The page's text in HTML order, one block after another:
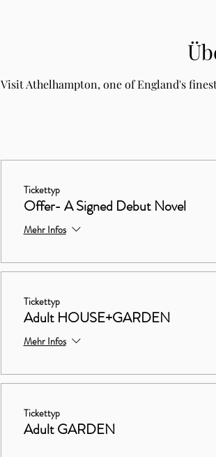
Visit Athelhampton, one of England's
Tickettyp
Offer- A Signed Debut Novel
Mehr Infos
Tickettyp
Adult HOUSE+GARDEN
Mehr Infos
Tickettyp
Adult GARDEN